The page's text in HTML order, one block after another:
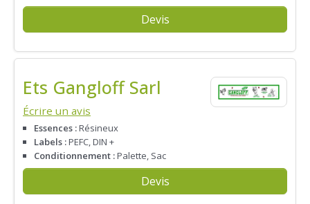
Devis
Ets Gangloff Sarl
Écrire un avis
Essences :Résineux
Labels :PEFC, DIN +
Conditionnement :Palette, Sac
Devis